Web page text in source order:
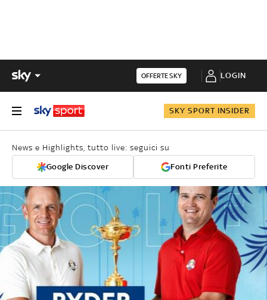
OFFERTE SKY LOGIN
SKY SPORT INSIDER
News e Highlights, tutto live: seguici su
Google Discover Fonti Preferite